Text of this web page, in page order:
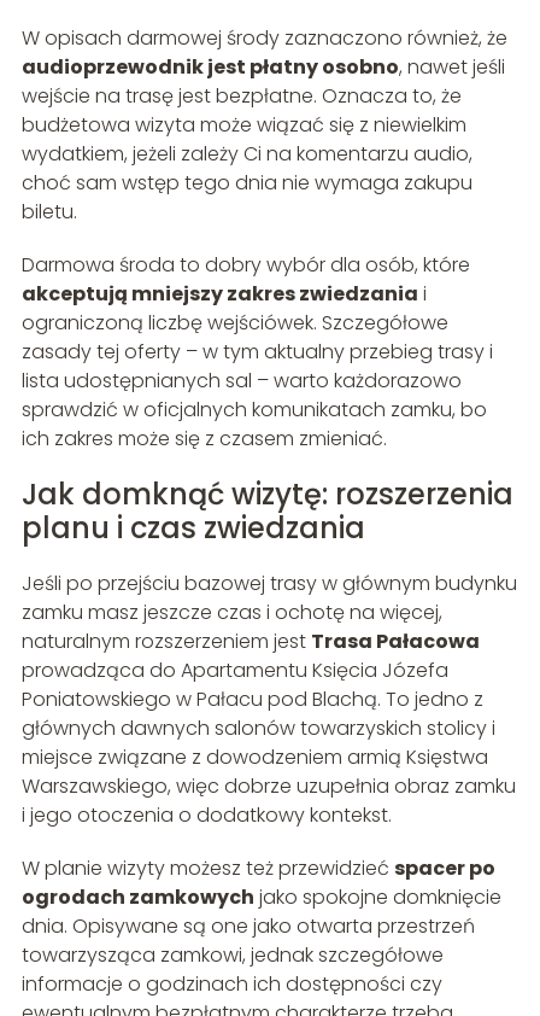
W opisach darmowej środy zaznaczono również, że
audioprzewodnik jest płatny osobno, nawet jeśli
wejście na trasę jest bezpłatne. Oznacza to, że
budżetowa wizyta może wiązać się z niewielkim
wydatkiem, jeżeli zależy Ci na komentarzu audio,
choć sam wstęp tego dnia nie wymaga zakupu
biletu.
Darmowa środa to dobry wybór dla osób, które
akceptują mniejszy zakres zwiedzania i
ograniczoną liczbę wejściówek. Szczegółowe
zasady tej oferty – w tym aktualny przebieg trasy i
lista udostępnianych sal – warto każdorazowo
sprawdzić w oficjalnych komunikatach zamku, bo
ich zakres może się z czasem zmieniać.
Jak domknąć wizytę: rozszerzenia
planu i czas zwiedzania
Jeśli po przejściu bazowej trasy w głównym budynku
zamku masz jeszcze czas i ochotę na więcej,
naturalnym rozszerzeniem jest Trasa Pałacowa
prowadząca do Apartamentu Księcia Józefa
Poniatowskiego w Pałacu pod Blachą. To jedno z
głównych dawnych salonów towarzyskich stolicy i
miejsce związane z dowodzeniem armią Księstwa
Warszawskiego, więc dobrze uzupełnia obraz zamku
i jego otoczenia o dodatkowy kontekst.
W planie wizyty możesz też przewidzieć spacer po
ogrodach zamkowych jako spokojne domknięcie
dnia. Opisywane są one jako otwarta przestrzeń
towarzysząca zamkowi, jednak szczegółowe
informacje o godzinach ich dostępności czy